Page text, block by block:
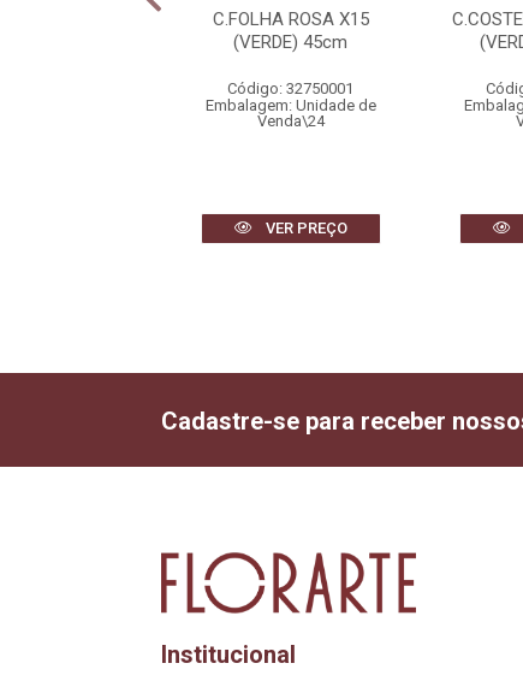
C.FOLHA ROSA X15
(VERDE) 45cm
Código: 32750001
Embalagem: Unidade de
Venda\24
VER PREÇO
Cadastre-se para receber
Institucional